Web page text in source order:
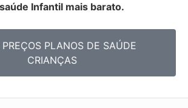
Infantil mais barato.
PREÇOS PLANOS DE SAÚDE
CRIANÇAS